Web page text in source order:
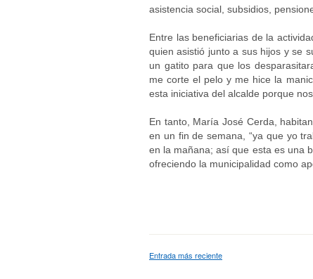
asistencia social, subsidios,
Entre las beneficiarias de la
quien asistió junto a sus hijos y se
un gatito para que los
me corte el pelo y me hice la
esta iniciativa del alcalde porque
En tanto, María José Cerda,
en un fin de semana, “ya que yo
en la mañana; así que esta es una
ofreciendo la municipalidad como
Entrada más reciente